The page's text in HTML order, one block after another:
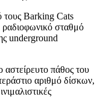
τους Barking Cats
ραδιοφωνικό σταθμό
underground
πάθος του
αριθμό δίσκων,